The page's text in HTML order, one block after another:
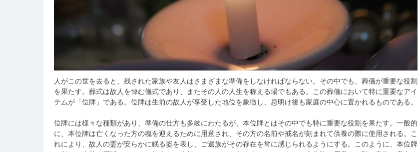
人がこの世を去ると、残された家族や友人はさまざまな準備をしなければならない。 その中でも、葬儀が重要な役割
を果たす。葬式は故人を悼む儀式であり、またその人の人生を称える場でもある。この葬儀において特に重要なアイ
テムが「位牌」である。位牌は生前の故人が享受した地位を象徴し、忌明け後も家庭の中心に置かれるものである。
位牌には様々な種類があり、準備の仕方も多岐にわたるが、本位牌とはその中でも特に重要な役割を果たす。一般的
に、本位牌は亡くなった方の魂を迎えるために用意され、その方の名前や戒名が刻まれて供養の際に使用される。こ
れにより、故人の霊が安らかに眠る姿を表し、ご遺族がその存在を常に感じられるようにする。このように、本位牌